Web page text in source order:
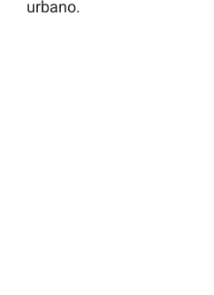
urbano.